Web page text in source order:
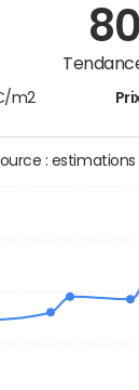
m2
au m2 (source :